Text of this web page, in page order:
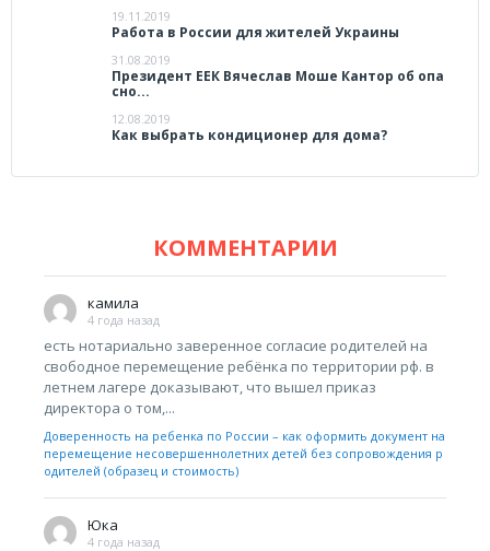
19.11.2019
Работа в России для жителей Украины
31.08.2019
Президент ЕЕК Вячеслав Моше Кантор об опа
сно...
12.08.2019
Как выбрать кондиционер для дома?
КОММЕНТАРИИ
камила
4 года назад
есть нотариально заверенное согласие родителей на
свободное перемещение ребёнка по территории рф. в
летнем лагере доказывают, что вышел приказ
директора о том,...
Доверенность на ребенка по России – как оформить документ на
перемещение несовершеннолетних детей без сопровождения р
одителей (образец и стоимость)
Юка
4 года назад